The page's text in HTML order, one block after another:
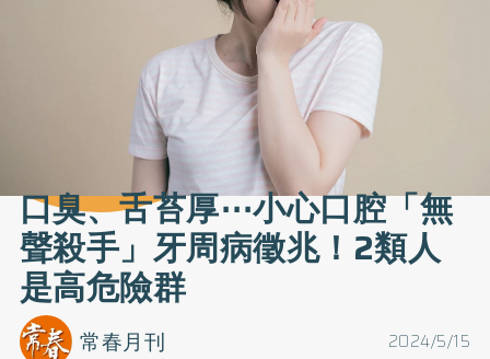
口臭、舌苔厚⋯小心口腔「無
聲殺手」牙周病徵兆！2類人
是高危險群
2024/5/15
常春月刊